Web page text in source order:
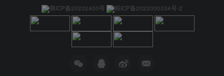
萌ICP备20232400号 皖ICP备2022000334号-2